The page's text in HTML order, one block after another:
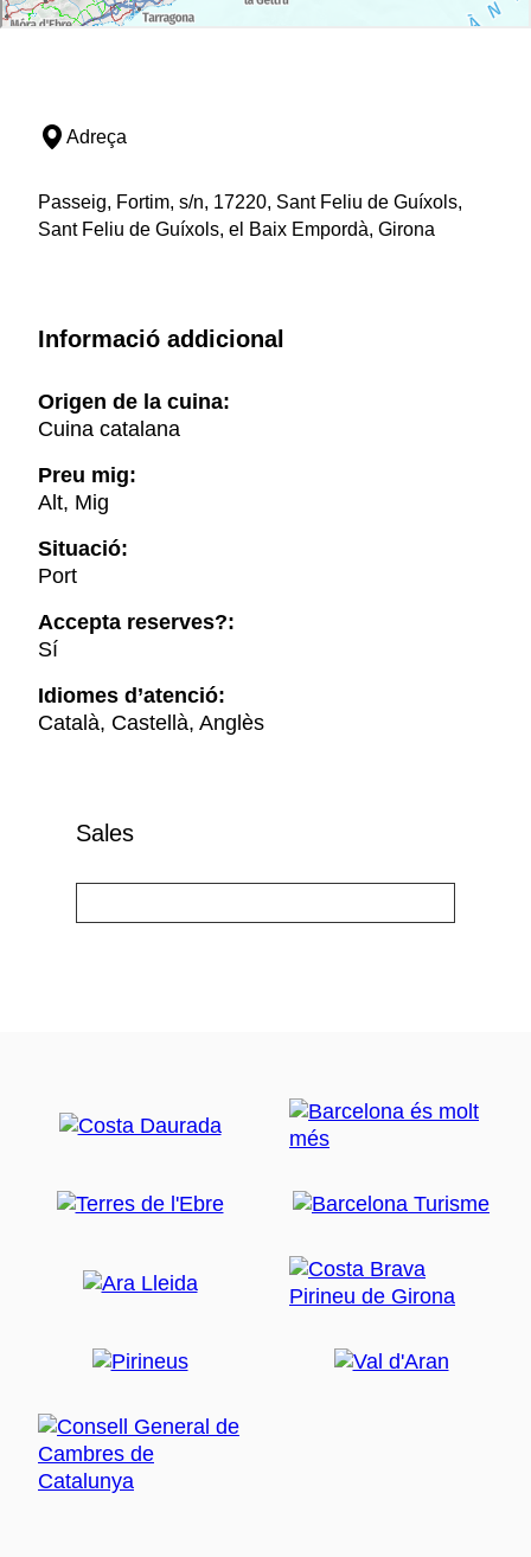
Adreça
Passeig, Fortim, s/n, 17220, Sant Feliu de Guíxols,
Sant Feliu de Guíxols, el Baix Empordà, Girona
Informació addicional
Origen de la cuina:
Cuina catalana
Preu mig:
Alt, Mig
Situació:
Port
Accepta reserves?:
Sí
Idiomes d’atenció:
Català, Castellà, Anglès
Sales